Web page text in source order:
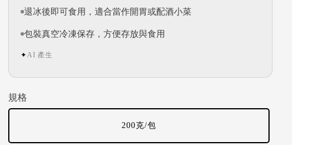
退冰後即可食用，適合當作開胃或配酒小菜
包裝真空冷凍保存，方便存放與食用
✦ AI 產生
規格
200克/包